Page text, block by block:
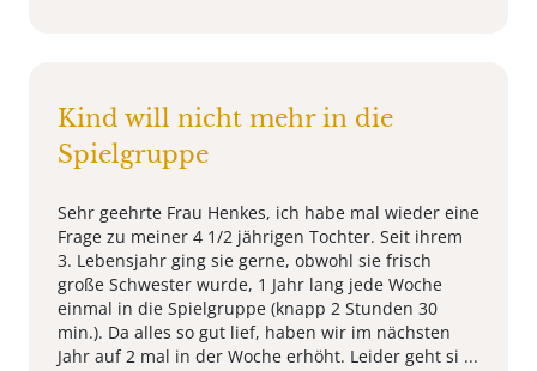
Kind will nicht mehr in die
Spielgruppe
Sehr geehrte Frau Henkes, ich habe mal wieder eine
Frage zu meiner 4 1/2 jährigen Tochter. Seit ihrem
3. Lebensjahr ging sie gerne, obwohl sie frisch
große Schwester wurde, 1 Jahr lang jede Woche
einmal in die Spielgruppe (knapp 2 Stunden 30
min.). Da alles so gut lief, haben wir im nächsten
Jahr auf 2 mal in der Woche erhöht. Leider geht si ...